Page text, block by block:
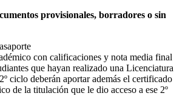
provisionales, borradores o sin
con calificaciones y nota media final
que hayan realizado una Licenciatura
ciclo deberán aportar además el certificado
de la titulación que le dio acceso a ese 2º